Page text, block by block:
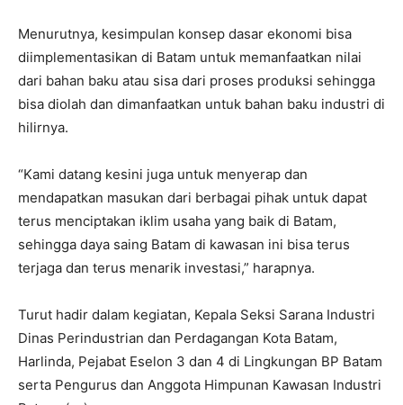
Menurutnya, kesimpulan konsep dasar ekonomi bisa
diimplementasikan di Batam untuk memanfaatkan nilai
dari bahan baku atau sisa dari proses produksi sehingga
bisa diolah dan dimanfaatkan untuk bahan baku industri di
hilirnya.
“Kami datang kesini juga untuk menyerap dan
mendapatkan masukan dari berbagai pihak untuk dapat
terus menciptakan iklim usaha yang baik di Batam,
sehingga daya saing Batam di kawasan ini bisa terus
terjaga dan terus menarik investasi,” harapnya.
Turut hadir dalam kegiatan, Kepala Seksi Sarana Industri
Dinas Perindustrian dan Perdagangan Kota Batam,
Harlinda, Pejabat Eselon 3 dan 4 di Lingkungan BP Batam
serta Pengurus dan Anggota Himpunan Kawasan Industri